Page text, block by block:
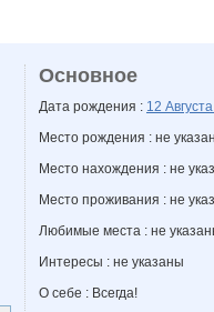
Основное
Дата рождения : 12
Место рождения : не
Место нахождения : не
Место проживания : не
Любимые места : не
Интересы : не указаны
О себе : Всегда!